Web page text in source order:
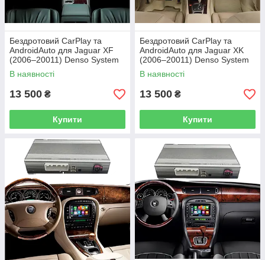
Бездротовий CarPlay та
AndroidAuto для Jaguar XF
(2006–20011) Denso System
В наявності
13 500 ₴
Купити
Бездротовий CarPlay та
AndroidAuto для Jaguar XK
(2006–20011) Denso System
В наявності
13 500 ₴
Купити